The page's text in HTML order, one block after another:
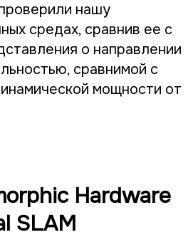
нашу
средах, сравнив ее с
о направлении
сравнимой с
мощности от
Hardware
SLAM